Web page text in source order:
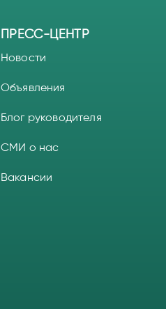
ПРЕСС-ЦЕНТР
Новости
Объявления
Блог руководителя
СМИ о нас
Вакансии